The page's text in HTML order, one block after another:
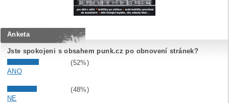
Anketa
Jste spokojeni s obsahem punk.cz po obnovení stránek?
(52%)
ANO
(48%)
NE